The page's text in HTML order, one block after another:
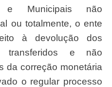
e Municipais não
ou totalmente, o ente
à devolução dos
transferidos e não
da correção monetária
o regular processo